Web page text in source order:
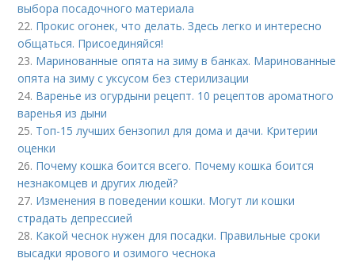
выбора посадочного материала
22. Прокис огонек, что делать. Здесь легко и интересно
общаться. Присоединяйся!
23. Маринованные опята на зиму в банках. Маринованные
опята на зиму с уксусом без стерилизации
24. Варенье из огурдыни рецепт. 10 рецептов ароматного
варенья из дыни
25. Топ-15 лучших бензопил для дома и дачи. Критерии
оценки
26. Почему кошка боится всего. Почему кошка боится
незнакомцев и других людей?
27. Изменения в поведении кошки. Могут ли кошки
страдать депрессией
28. Какой чеснок нужен для посадки. Правильные сроки
высадки ярового и озимого чеснока